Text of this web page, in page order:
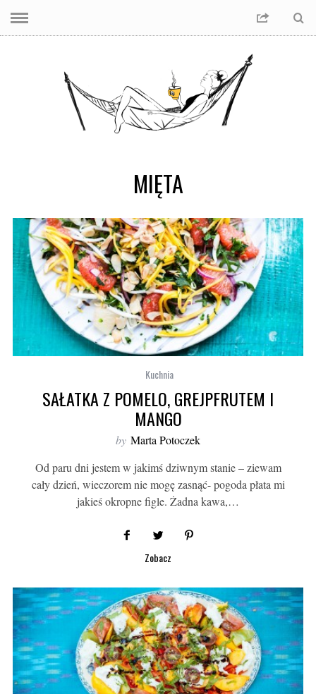
MIĘTA
Kuchnia
SAŁATKA Z POMELO, GREJPFRUTEM I
MANGO
by Marta Potoczek
Od paru dni jestem w jakimś dziwnym stanie – ziewam
cały dzień, wieczorem nie mogę zasnąć- pogoda płata mi
jakieś okropne figle. Żadna kawa,…
Zobacz